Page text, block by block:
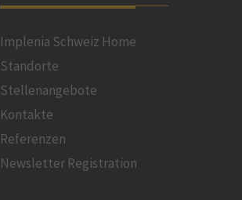
Implenia Schweiz Home
Standorte
Stellenangebote
Kontakte
Referenzen
Newsletter Registration